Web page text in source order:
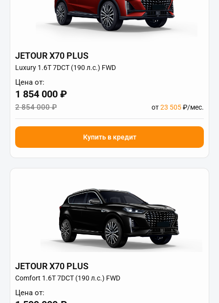
JETOUR X70 PLUS
Luxury 1.6T 7DCT (190 л.с.) FWD
Цена от:
1 854 000 ₽
2 854 000 ₽ от23 505₽/мес.
Купить в кредит
JETOUR X70 PLUS
Comfort 1.6T 7DCT (190 л.с.) FWD
Цена от: